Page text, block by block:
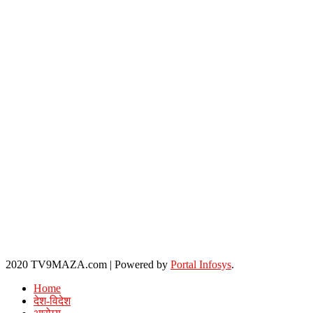
2020 TV9MAZA.com | Powered by Portal Infosys.
Home
देश-विदेश